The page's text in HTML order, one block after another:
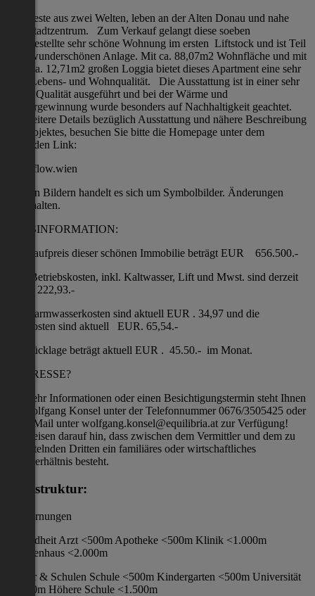
Das Beste aus zwei Welten, leben an der Alten Donau und nahe
dem Stadtzentrum. Zum Verkauf gelangt diese soeben
fertiggestellte sehr schöne Wohnung im ersten Liftstock und ist Teil
einer wunderschönen Anlage. Mit ca. 88,07m2 Wohnfläche und mit
einer ca. 12,71m2 großen Loggia bietet dieses Apartment eine sehr
hohe Lebens- und Wohnqualität. Die Ausstattung ist in einer sehr
hohen Qualität ausgeführt und bei der Wärme und
Wassergewinnung wurde besonders auf Nachhaltigkeit geachtet.
Für weitere Details bezüglich Ausstattung und nähere Beschreibung
des Projektes, besuchen Sie bitte die Homepage unter dem
folgenden Link:
www.flow.wien
Bei den Bildern handelt es sich um Symbolbilder. Änderungen
vorbehalten.
PREISINFORMATION:
Der Kaufpreis dieser schönen Immobilie beträgt EUR 656.500.-
Die Betriebskosten, inkl. Kaltwasser, Lift und Mwst. sind derzeit
EUR. 222,93.-
Die Warmwasserkosten sind aktuell EUR . 34,97 und die
Heizkosten sind aktuell EUR. 65,54.-
Die Rücklage beträgt aktuell EUR . 45.50.- im Monat.
INTERESSE?
Für mehr Informationen oder einen Besichtigungstermin steht Ihnen
Hr. Wolfgang Konsel unter der Telefonnummer 0676/3505425 oder
per E-Mail unter wolfgang.konsel@equilibria.at zur Verfügung!
Wir weisen darauf hin, dass zwischen dem Vermittler und dem zu
vermittelnden Dritten ein familiäres oder wirtschaftliches
Naheverhältnis besteht.
Infrastruktur:
/ Entfernungen
Gesundheit Arzt <500m Apotheke <500m Klinik <1.000m
Krankenhaus <2.000m
Kinder & Schulen Schule <500m Kindergarten <500m Universität
<1.000m Höhere Schule <1.500m